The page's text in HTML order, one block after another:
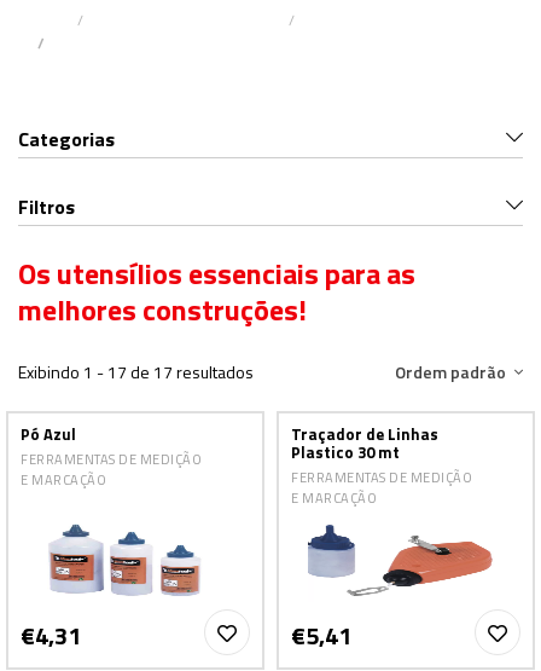
Categorias
Filtros
Os utensílios essenciais para as
melhores construções!
Exibindo 1 - 17 de 17 resultados Ordem padrão
Pó Azul
FERRAMENTAS DE MEDIÇÃO
E MARCAÇÃO
€4,31
Traçador de Linhas
Plastico 30 mt
FERRAMENTAS DE MEDIÇÃO
E MARCAÇÃO
€5,41